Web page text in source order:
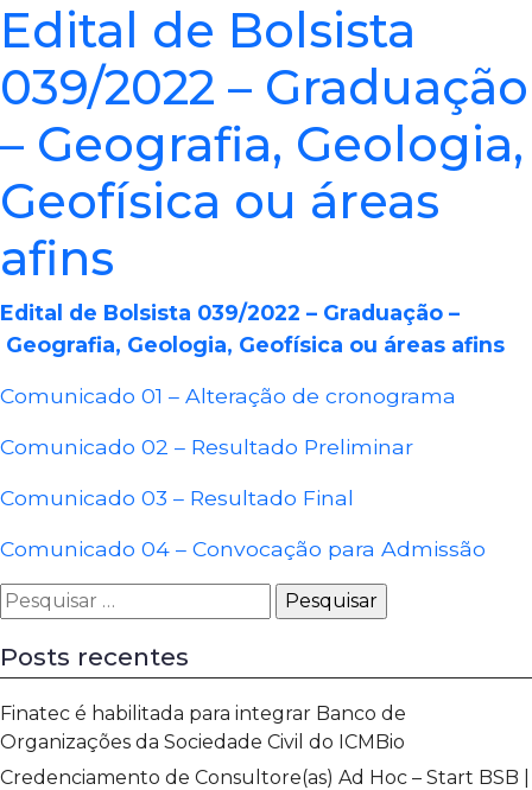
Edital de Bolsista
039/2022 – Graduação
– Geografia, Geologia,
Geofísica ou áreas
afins
Edital de Bolsista 039/2022 – Graduação –
Geografia, Geologia, Geofísica ou áreas afins
Comunicado 01 – Alteração de cronograma
Comunicado 02 – Resultado Preliminar
Comunicado 03 – Resultado Final
Comunicado 04 – Convocação para Admissão
Pesquisar
por:
Posts recentes
Finatec é habilitada para integrar Banco de
Organizações da Sociedade Civil do ICMBio
Credenciamento de Consultore(as) Ad Hoc – Start BSB |